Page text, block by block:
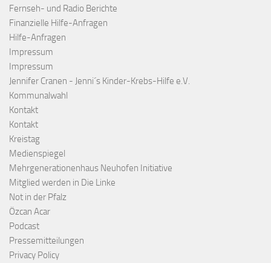
Fernseh- und Radio Berichte
Finanzielle Hilfe-Anfragen
Hilfe-Anfragen
Impressum
Impressum
Jennifer Cranen - Jenni´s Kinder-Krebs-Hilfe e.V.
Kommunalwahl
Kontakt
Kontakt
Kreistag
Medienspiegel
Mehrgenerationenhaus Neuhofen Initiative
Mitglied werden in Die Linke
Not in der Pfalz
Özcan Acar
Podcast
Pressemitteilungen
Privacy Policy